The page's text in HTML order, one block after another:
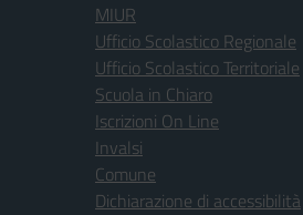
MIUR
Ufficio Scolastico Regionale
Ufficio Scolastico Territoriale
Scuola in Chiaro
Iscrizioni On Line
Invalsi
Comune
Dichiarazione di accessibilità